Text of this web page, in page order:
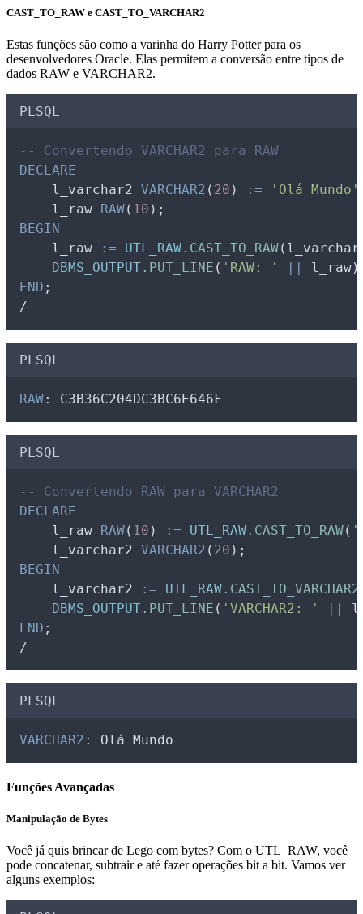
CAST_TO_RAW e CAST_TO_VARCHAR2
Estas funções são como a varinha do Harry Potter para os
desenvolvedores Oracle. Elas permitem a conversão entre tipos de
dados RAW e VARCHAR2.
PLSQL
-- Convertendo VARCHAR2 para RAW
DECLARE
l_varchar2 VARCHAR2 ( 20 ) := 'Olá Mundo'
l_raw RAW( 10 );
BEGIN
l_raw
:= UTL_RAW. CAST_TO_RAW(
DBMS_OUTPUT. PUT_LINE ( 'RAW: ' || l_raw
END ;
/
PLSQL
RAW: C3B36C204DC3BC6E646F
PLSQL
-- Convertendo RAW para VARCHAR2
DECLARE
l_raw RAW( 10 ) := UTL_RAW. CAST_TO_RAW(
l_varchar2 VARCHAR2 ( 20 );
BEGIN
l_varchar2
:= UTL_RAW. CAST_TO_VARCHAR2
DBMS_OUTPUT. PUT_LINE ( 'VARCHAR2: ' ||
END ;
/
PLSQL
VARCHAR2 : Olá Mundo
Funções Avançadas
Manipulação de Bytes
Você já quis brincar de Lego com bytes? Com o UTL_RAW, você
pode concatenar, subtrair e até fazer operações bit a bit. Vamos ver
alguns exemplos: